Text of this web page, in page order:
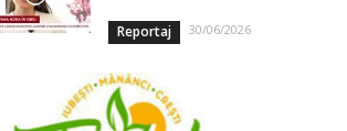
Reportaj 30/06/2026